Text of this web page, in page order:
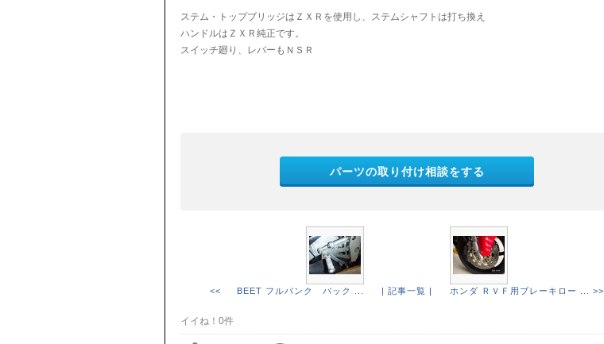
ステム・トップブリッジはＺＸＲを使用し、ステムシャフトは打ち換え
ハンドルはＺＸＲ純正です。
スイッチ廻り、レバーもＮＳＲ
パーツの取り付け相談をする
<< BEET フルバンク バック ... | 記事一覧 | ホンダ ＲＶＦ用ブレーキロー ... >>
イイね！0件